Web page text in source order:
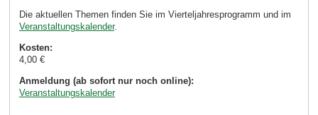
Die aktuellen Themen finden Sie im Vierteljahresprogramm und im
Veranstaltungskalender.
Kosten:
4,00 €
Anmeldung (ab sofort nur noch online):
Veranstaltungskalender